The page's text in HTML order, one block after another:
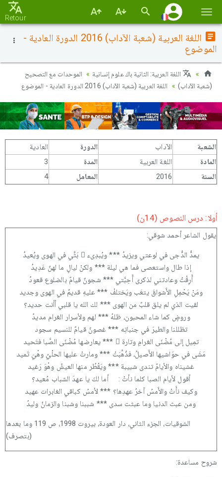
la
Retour
اللغة العربية (شعبة الآداب) 2016 الدورة العادية -
الموضوع
اللغة العربية: الثانية باك علوم إنسانية
الموحدات مع التصحيح
(شعبة الآداب)
اللغة العربية (شعبة الآداب) 2016 الدورة العادية - الموضوع
الشعبة الآداب الدورة
العادية
المادة
اللغة العربية المدة
3
السنة
2016 المعامل 4
أولا: درس النصوص (14ن)
يقول الشاعر أحمد شوقي:
يمدُّ الدُّجى في لوعتي ويزيدُ *** ويُبدِىء ُ بَثِّي في الهوى ويُعيدُ
إذا طال واستعصى فما هي ليلة *** ولكنْ ليالٍ ما لهنّ عَدِيدُ
أَرِقْتُ وعادتني لذكرى أَحِبَّتي *** شجونٌ قيامٌ بالضلوع قعودُ
ومَنْ يَحْمِلِ الأَشواقَ يتعَب ويَختلفْ *** عليهِ قديمٌ في الهوى وجديد
لقيت الذي لم يلق قلبٌ من الهوى *** لك الله يا قلبي أأنت حديد؟
وروضٍ كما شاء المحبون، ظلهُ *** لهم ولأسرار الغرام مديدُ
تظللنا والطيرَ في جنباتِه *** غصونٌ قيامٌ للنسيم سجود
تمِيل إلى مُضْنَى الغرامِ وتارة ً *** يعارضها مُضْنَى الصَّبا فتَحيد
مَشَى في حوَاشيها الأَصيلُ، فذُهِّبَتْ *** ومارتْ عليها الحلْيُ وهْيَ تَميد
غشيناه والأيامُ تندى شبيبة *** ويَقْطُر منها العيشُ وهْوَ رَغيد
أقول لأيام الصبا كلما نأتْ : أما لكَ يا عهدَ الشباب مُعيد؟
وكيف نأَتْ والأَمسُ آخرُ عهدِها؟ *** لأمسُ كباقي الغابرات عهيد
ومن عبث الدنيا وما عبثت سدى *** شببنا وشبنا والزمانُ وليدُ
الشوقيات، الجزء الثاني، دار العودة، بيروت 1998، ص 119 وما بعدها
(بتصرف)
شروح مساعدة: